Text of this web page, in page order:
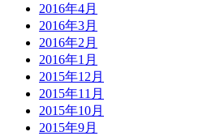
2016年4月
2016年3月
2016年2月
2016年1月
2015年12月
2015年11月
2015年10月
2015年9月